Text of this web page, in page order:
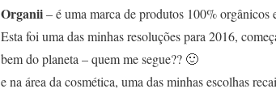
Organii– é uma marca de produtos 100%
Esta foi uma das minhas resoluções para 2016,
bem do planeta – quem me segue?? 🙂
e na área da cosmética, uma das minhas escolhas